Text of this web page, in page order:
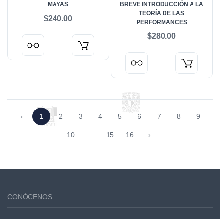
MAYAS
$240.00
BREVE INTRODUCCIÓN A LA
TEORÍA DE LAS
PERFORMANCES
$280.00
‹ 1 2 3 4 5 6 7 8 9
10 15 16 ›
CONÓCENOS